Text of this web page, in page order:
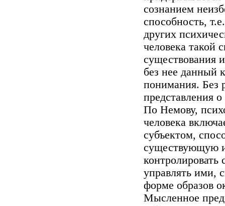
сознанием
способность,
других
человека такой
существования
без нее данный
понимания. Без
представления
По Немову,
человека
субъектом,
существующую
контролировать
управлять ими,
форме образов
Мысленное